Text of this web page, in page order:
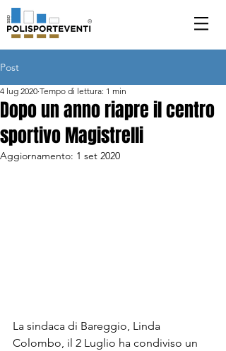
Post
Dopo un anno riapre il centro
sportivo Magistrelli
4 lug 2020 Tempo di lettura: 1 min
Aggiornamento: 1 set 2020
La sindaca di Bareggio, Linda
Colombo, il 2 Luglio ha condiviso un